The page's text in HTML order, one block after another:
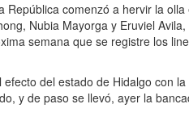
República comenzó a hervir la
Nubia Mayorga y Eruviel
semana que se registre los
efecto del estado de Hidalgo con
y de paso se llevó, ayer la